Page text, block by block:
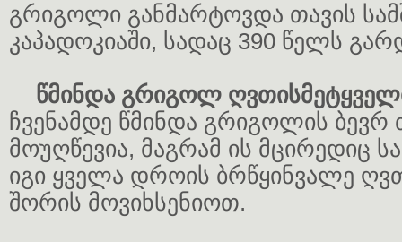
გრიგოლი განმარტოვდა თავის
კაპადოკიაში, სადაც 390 წელს
წმინდა გრიგოლ
ჩვენამდე წმინდა გრიგოლის ბევრ
მოუღწევია, მაგრამ ის მცირედიც
იგი ყველა დროის ბრწყინვალე
შორის მოვიხსენიოთ.